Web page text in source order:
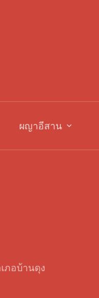
ผญาอีสาน
ภอบ้านดุง